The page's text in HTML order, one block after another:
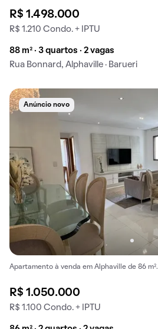
R$ 1.498.000
R$ 1.210 Condo. + IPTU
88 m² · 3 quartos · 2 vagas
Rua Bonnard, Alphaville · Barueri
Anúncio novo
Apartamento à venda em Alphaville de 86 m².
R$ 1.050.000
R$ 1.100 Condo. + IPTU